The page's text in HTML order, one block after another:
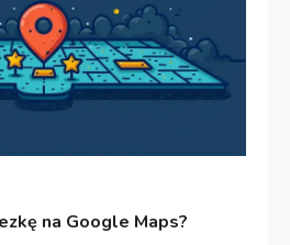
na Google Maps?